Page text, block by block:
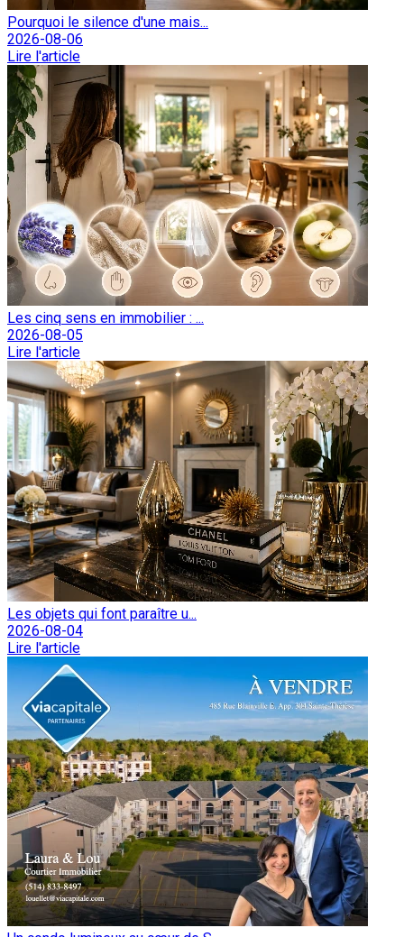
Pourquoi le silence d'une mais...
2026-08-06
Lire l'article
Les cinq sens en immobilier : ...
2026-08-05
Lire l'article
Les objets qui font paraître u...
2026-08-04
Lire l'article